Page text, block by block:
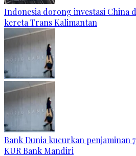
Indonesia dorong investasi China
kereta Trans Kalimantan
Bank Dunia kucurkan penjaminan
KUR Bank Mandiri